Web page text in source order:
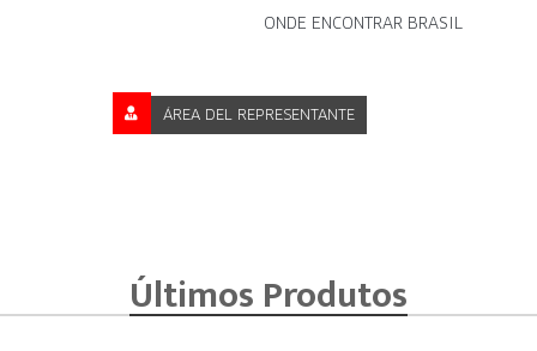
ONDE ENCONTRAR BRASIL
ÁREA DEL REPRESENTANTE
Últimos Produtos